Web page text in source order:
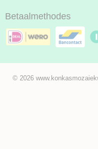
Betaalmethodes
© 2026